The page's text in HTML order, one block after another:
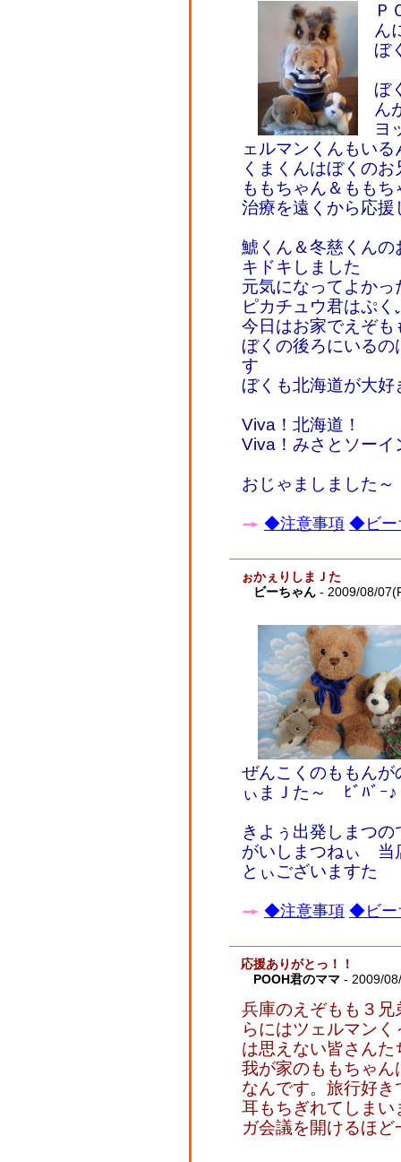
Ｐ
ん
ぼ
ぼ
ん
ヨ
ェルマンくんもいる
くまくんはぼくの
ももちゃん＆もも
治療を遠くから応援
鯱くん＆冬慈くん
キドキしました
元気になってよかっ
ピカチュウ君はぷく
今日はお家でえぞ
ぼくの後ろにいる
す
ぼくも北海道が大好
Viva！北海道！
Viva！みさとソーイ
おじゃましました～
◆注意事項 ◆ビー
ぉかぇりしまＪた
ビーちゃん - 2009/08/
ぜんこくのももん
ぃまＪた～ ﾋﾞﾊﾞｰ♪
きよぅ出発しまつ
がいしまつねぃ 当
とぃございますた
◆注意事項 ◆ビー
応援ありがとっ！！
POOH君のママ - 2009/
兵庫のえぞもも３
らにはツェルマン
は思えない皆さん
我が家のももちゃ
なんです。旅行好
耳もちぎれてしま
ガ会議を開けるほ